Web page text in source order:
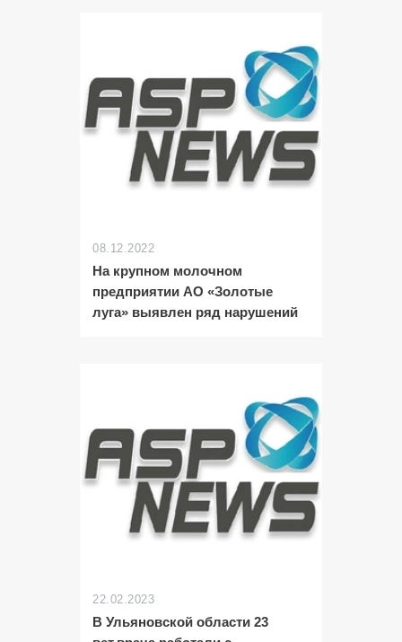
08.12.2022
На крупном молочном
предприятии АО «Золотые
луга» выявлен ряд нарушений
22.02.2023
В Ульяновской области 23